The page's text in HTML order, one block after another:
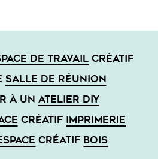
DE TRAVAILCRÉATIF
SALLE DE RÉUNION
À UN ATELIER DIY
CRÉATIF IMPRIMERIE
CRÉATIF BOIS